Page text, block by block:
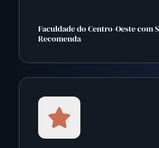
Faculdade do Centro-Oeste com
Recomenda